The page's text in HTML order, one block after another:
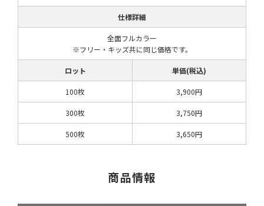
仕様詳細
全面フルカラー
※フリー・キッズ共に同じ価格です。
ロット 単価(税込)
100枚 3,900円
300枚 3,750円
500枚 3,650円
商品情報